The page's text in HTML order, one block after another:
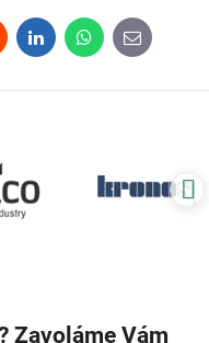
LinkedInWhatsApp
E-
mail
Zavoláme Vám